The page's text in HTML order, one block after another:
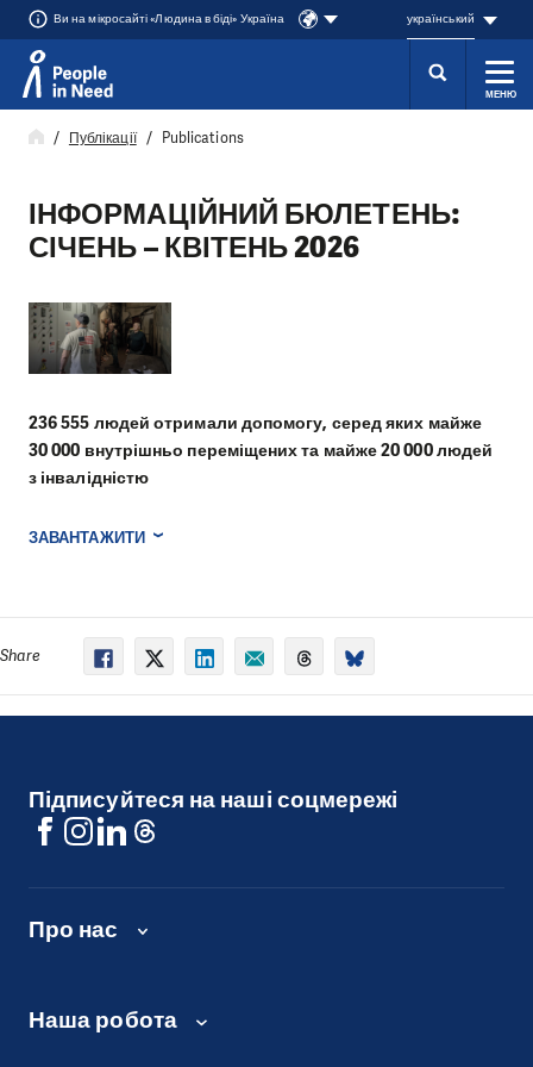
Přeskočit na obsah
Ви на мікросайті «Людина в біді» Україна український
МЕНЮ
Публікації Publications
ІНФОРМАЦІЙНИЙ БЮЛЕТЕНЬ:
СІЧЕНЬ – КВІТЕНЬ 2026
236 555 людей отримали допомогу, серед яких майже
30 000 внутрішньо переміщених та майже 20 000 людей
з інвалідністю
ЗАВАНТАЖИТИ
Share
Підписуйтеся на наші соцмережі
Про нас
Наша робота